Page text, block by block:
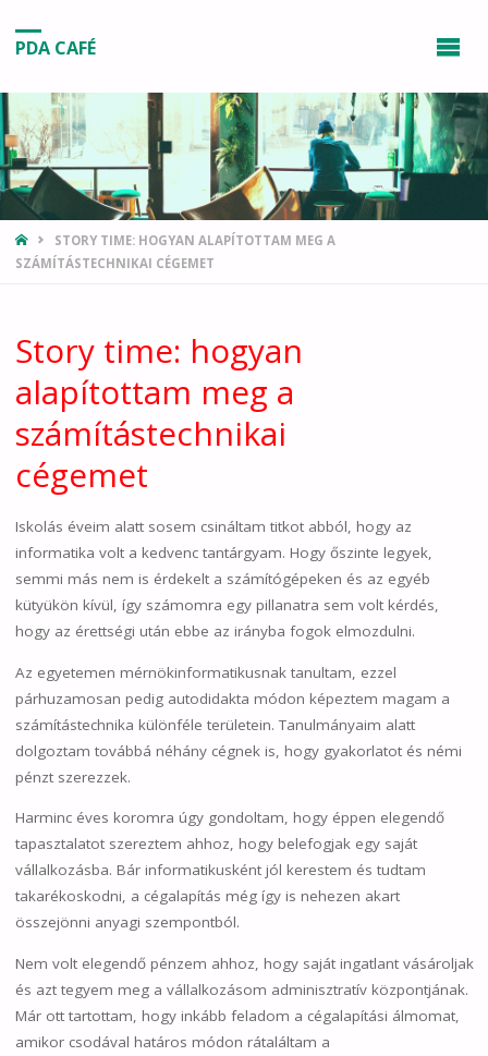
PDA CAFÉ
HOMESTORY TIME: HOGYAN ALAPÍTOTTAM MEG A
SZÁMÍTÁSTECHNIKAI CÉGEMET
Story time: hogyan
alapítottam meg a
számítástechnikai
cégemet
Iskolás éveim alatt sosem csináltam titkot abból, hogy az
informatika volt a kedvenc tantárgyam. Hogy őszinte legyek,
semmi más nem is érdekelt a számítógépeken és az egyéb
kütyükön kívül, így számomra egy pillanatra sem volt kérdés,
hogy az érettségi után ebbe az irányba fogok elmozdulni.
Az egyetemen mérnökinformatikusnak tanultam, ezzel
párhuzamosan pedig autodidakta módon képeztem magam a
számítástechnika különféle területein. Tanulmányaim alatt
dolgoztam továbbá néhány cégnek is, hogy gyakorlatot és némi
pénzt szerezzek.
Harminc éves koromra úgy gondoltam, hogy éppen elegendő
tapasztalatot szereztem ahhoz, hogy belefogjak egy saját
vállalkozásba. Bár informatikusként jól kerestem és tudtam
takarékoskodni, a cégalapítás még így is nehezen akart
összejönni anyagi szempontból.
Nem volt elegendő pénzem ahhoz, hogy saját ingatlant vásároljak
és azt tegyem meg a vállalkozásom adminisztratív központjának.
Már ott tartottam, hogy inkább feladom a cégalapítási álmomat,
amikor csodával határos módon rátaláltam a